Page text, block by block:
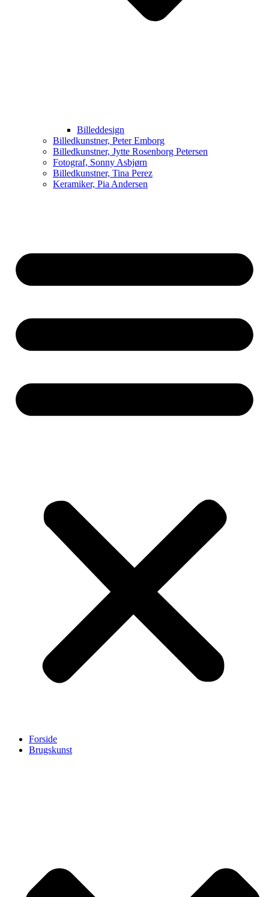
Billeddesign
Billedkunstner, Peter Emborg
Billedkunstner, Jytte Rosenborg Petersen
Fotograf, Sonny Asbjørn
Billedkunstner, Tina Perez
Keramiker, Pia Andersen
Forside
Brugskunst